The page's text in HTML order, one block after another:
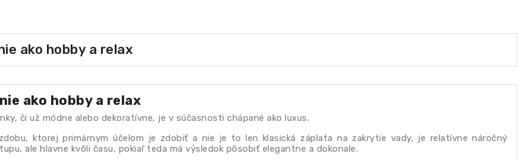
ako hobby a relax
ako hobby a relax
či už módne alebo dekoratívne, je v súčasnosti chápané ako luxus.
ktorej primárnym účelom je zdobiť a nie je to len klasická záplata na zakrytie vady, je relatívne náročný
ale hlavne kvôli času, pokiaľ teda má výsledok pôsobiť elegantne a dokonale.